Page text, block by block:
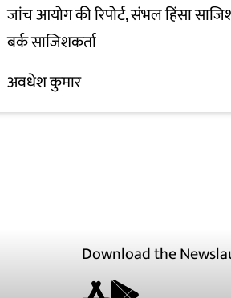
जांच आयोग की रिपोर्ट, संभल हिंसा
बर्क साजिशकर्ता
अवधेश कुमार
Download the